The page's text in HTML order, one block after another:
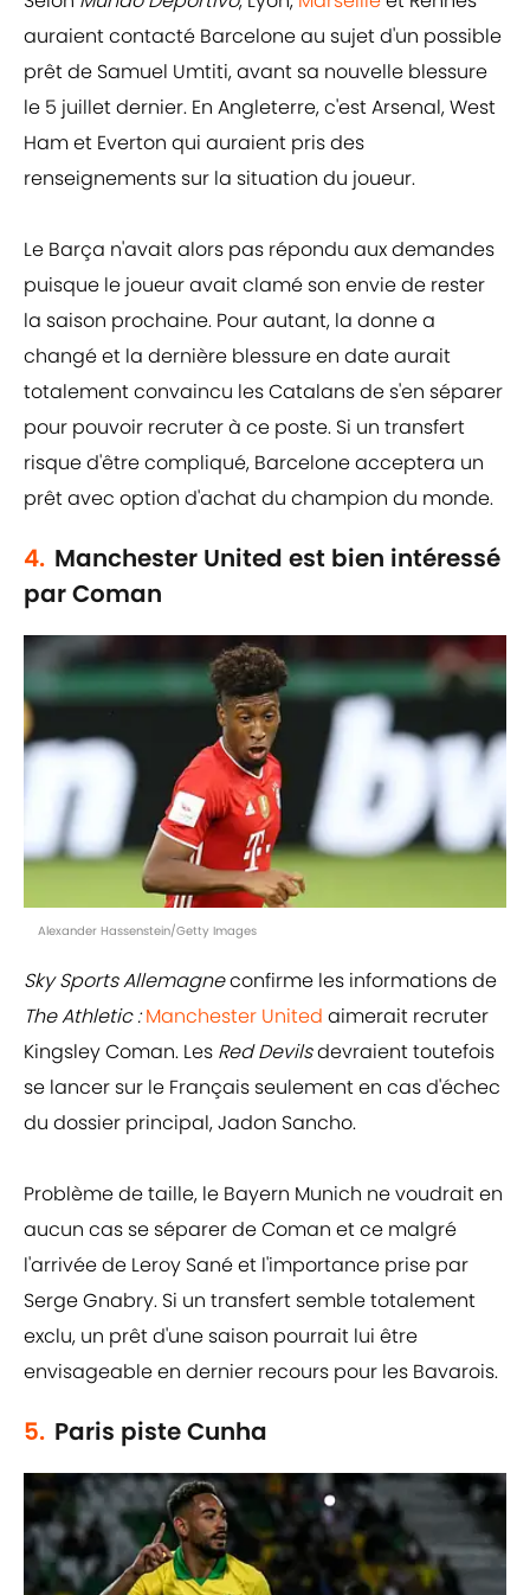
auraient contacté Barcelone au sujet d'un possible
prêt de Samuel Umtiti, avant sa nouvelle blessure
le 5 juillet dernier. En Angleterre, c'est Arsenal, West
Ham et Everton qui auraient pris des
renseignements sur la situation du joueur.
Le Barça n'avait alors pas répondu aux demandes
puisque le joueur avait clamé son envie de rester
la saison prochaine. Pour autant, la donne a
changé et la dernière blessure en date aurait
totalement convaincu les Catalans de s'en séparer
pour pouvoir recruter à ce poste. Si un transfert
risque d'être compliqué, Barcelone acceptera un
prêt avec option d'achat du champion du monde.
4. Manchester United est bien intéressé
par Coman
Alexander Hassenstein/Getty Images
Sky Sports Allemagneconfirme les informations de
The Athletic : Manchester United aimerait recruter
Kingsley Coman. Les Red Devilsdevraient toutefois
se lancer sur le Français seulement en cas d'échec
du dossier principal, Jadon Sancho.
Problème de taille, le Bayern Munich ne voudrait en
aucun cas se séparer de Coman et ce malgré
l'arrivée de Leroy Sané et l'importance prise par
Serge Gnabry. Si un transfert semble totalement
exclu, un prêt d'une saison pourrait lui être
envisageable en dernier recours pour les Bavarois.
5. Paris piste Cunha